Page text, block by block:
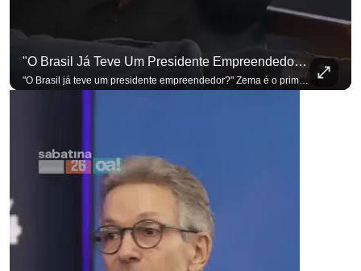
"O Brasil Já Teve Um Presidente Empreendedor?"
"O Brasil já teve um presidente empreendedor?" Zema é o primeiro a sentar na cadeira. Outros três presidenciáveis ainda vão passar por ela. A Sabatina Presidencial está no ar, com perguntas que vieram de uma pesquisa inédita com empresários. Acompanhe AO VIVO no YouTube do G4 Business. Se você busca informação com credibilidade, inscreva-se agora e ative o